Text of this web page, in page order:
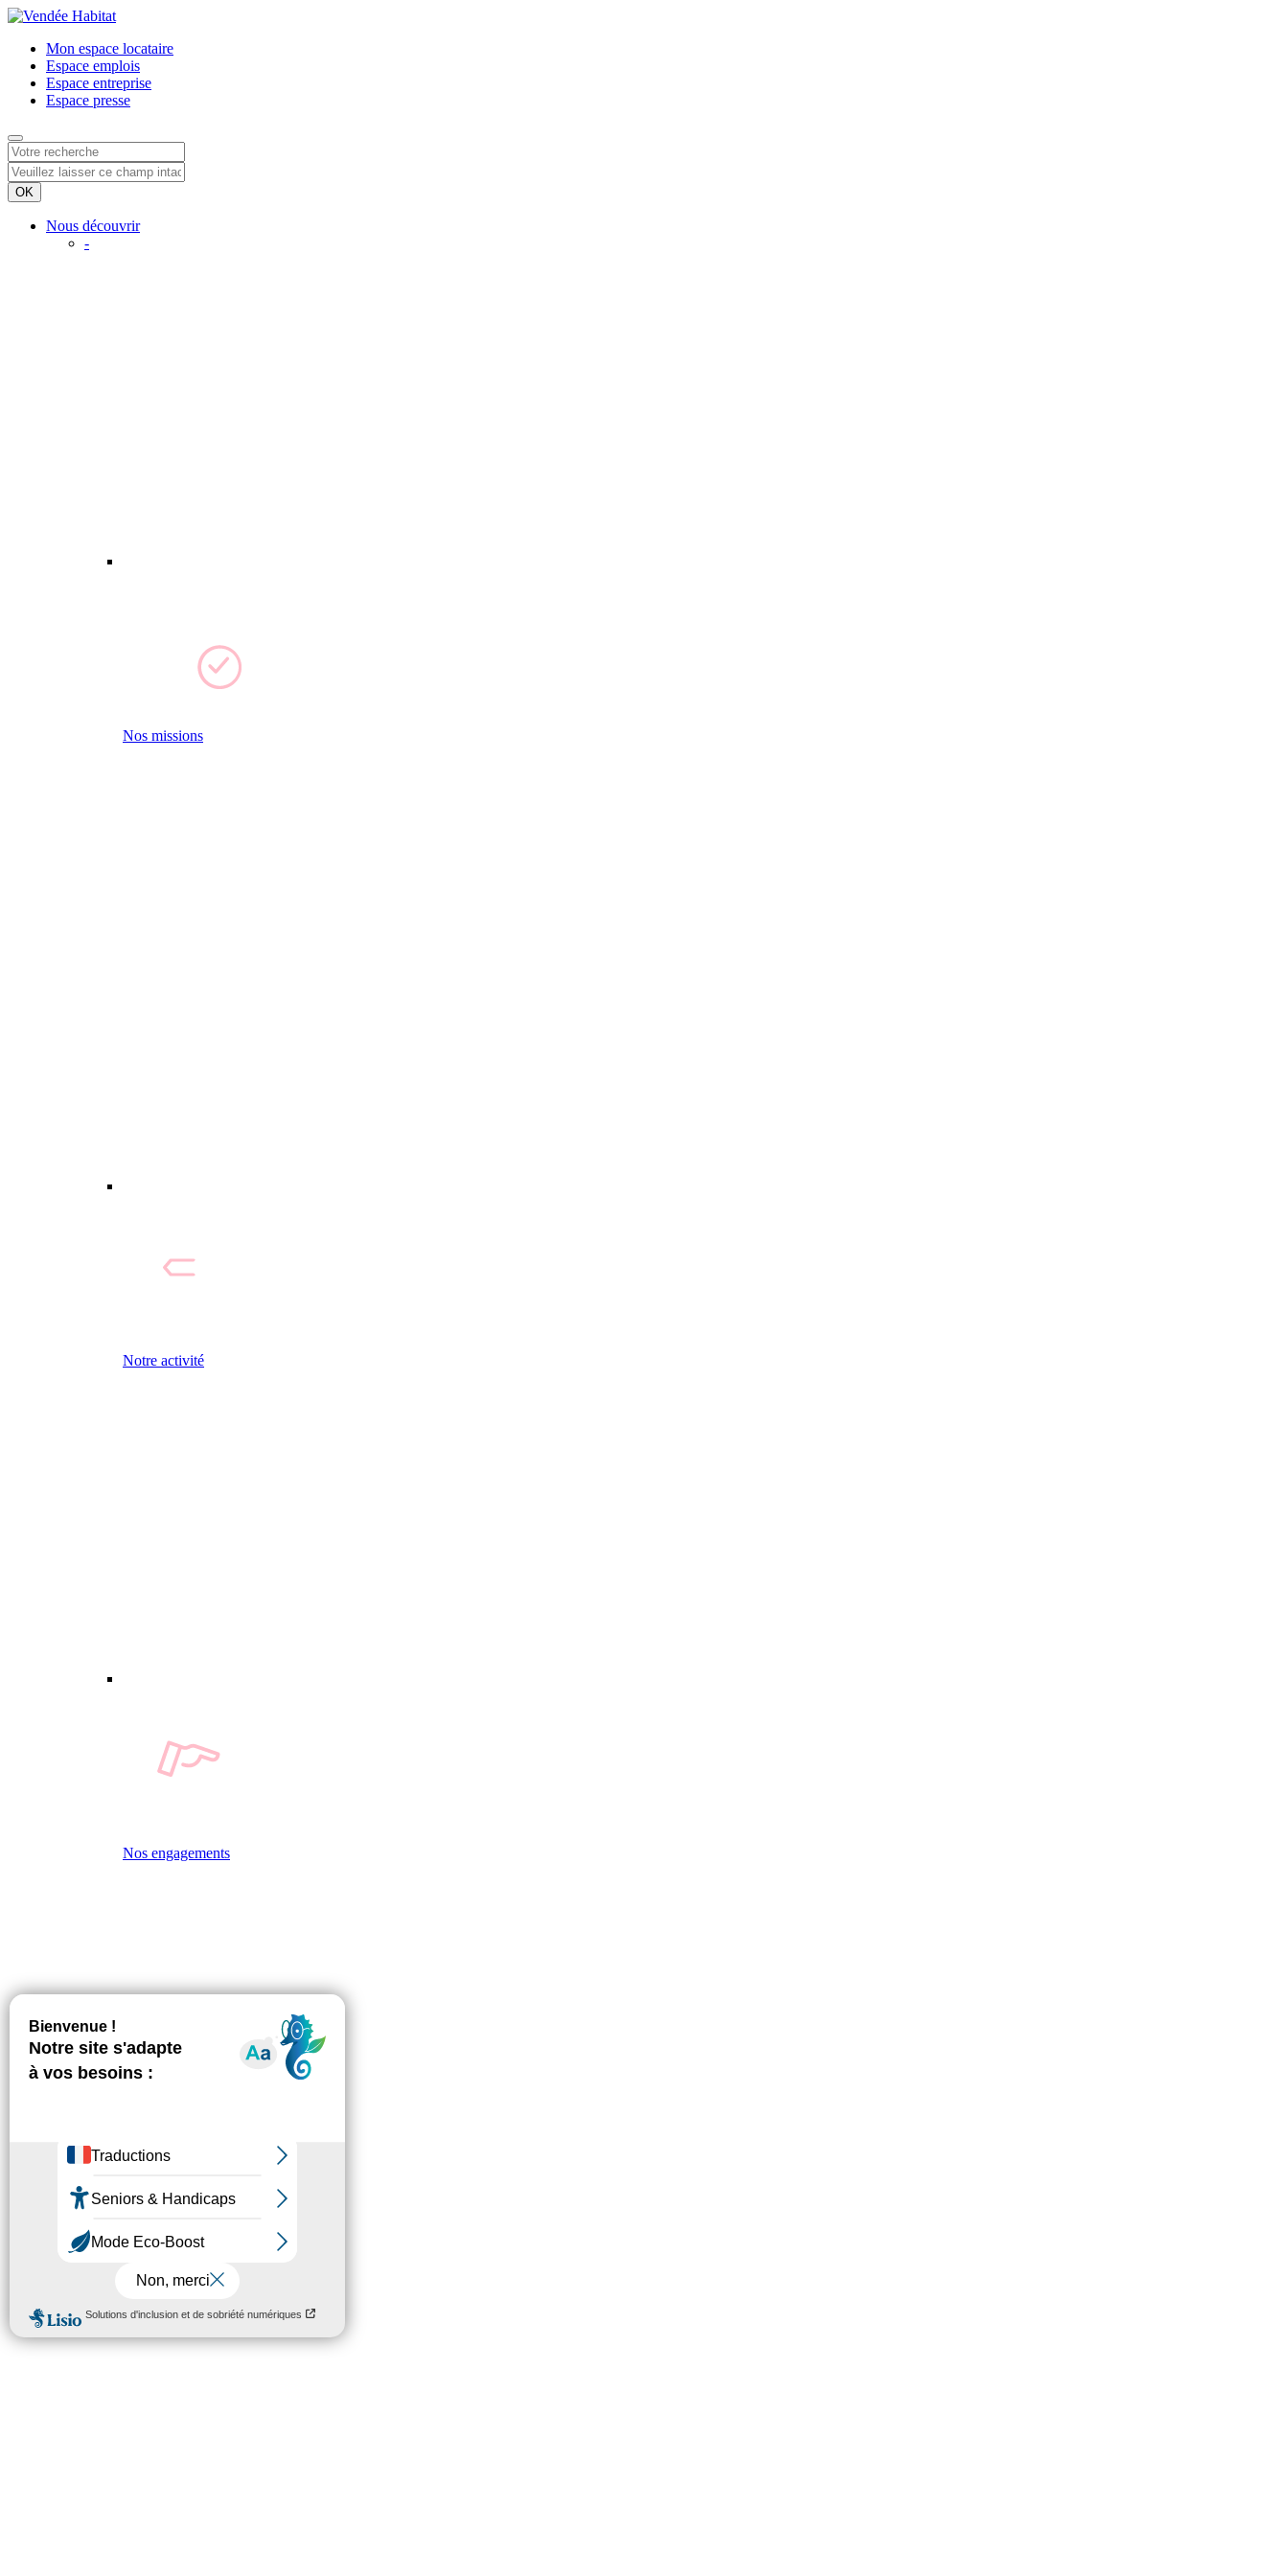
Mon espace locataire
Espace emplois
Espace entreprise
Espace presse
Nous découvrir
-
Nos missions
Notre activité
Nos engagements